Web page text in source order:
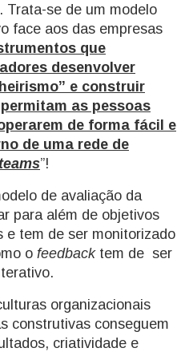
. Trata-se de um modelo
face aos das empresas
que
desenvolver
e construir
as pessoas
de forma fácil e
de uma rede de
”!
de avaliação da
para além de objetivos
e tem de ser monitorizado
o feedbacktem de ser
organizacionais
construtivas conseguem
criatividade e